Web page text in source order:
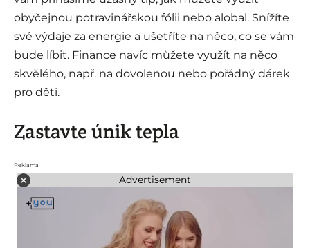
obyčejnou potravinářskou fólii nebo alobal. Snížíte
své výdaje za energie a ušetříte na něco, co se vám
bude líbit. Finance navíc můžete využít na něco
skvělého, např. na dovolenou nebo pořádný dárek
pro děti.
Zastavte únik tepla
Reklama
Advertisement